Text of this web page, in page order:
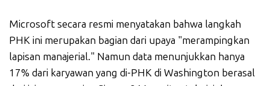
Microsoft secara resmi menyatakan bahwa langkah
PHK ini merupakan bagian dari upaya "merampingkan
lapisan manajerial." Namun data menunjukkan hanya
17% dari karyawan yang di-PHK di Washington berasal